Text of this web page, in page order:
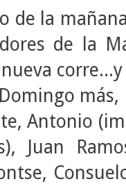
la
de la
más,
Antonio
Juan